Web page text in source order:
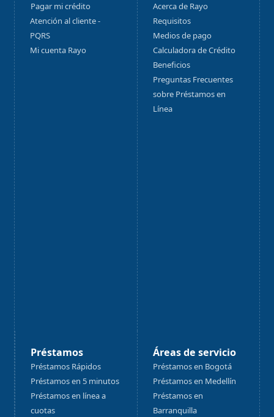
Pagar mi crédito
Atención al cliente -
PQRS
Mi cuenta Rayo
Acerca de Rayo
Requisitos
Medios de pago
Calculadora de Crédito
Beneficios
Preguntas Frecuentes
sobre Préstamos en
Línea
Préstamos
Préstamos Rápidos
Préstamos en 5 minutos
Préstamos en línea a
cuotas
Áreas de servicio
Préstamos en Bogotá
Préstamos en Medellín
Préstamos en
Barranquilla